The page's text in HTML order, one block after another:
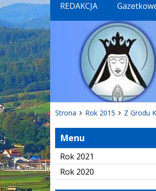
REDAKCJA
Strona Rok 2015 Z Grodu
Menu
Rok 2021
Rok 2020